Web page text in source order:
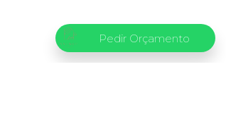
Pedir Orçamento